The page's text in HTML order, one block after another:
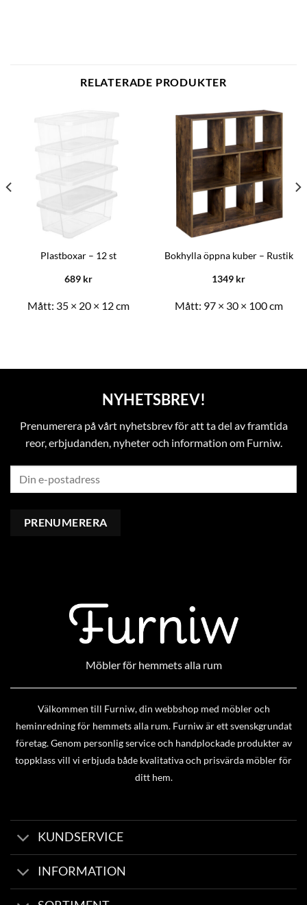
RELATERADE PRODUKTER
Plastboxar – 12 st
689 kr
Mått: 35 × 20 × 12 cm
Bokhylla öppna kuber – Rustik
1349 kr
Mått: 97 × 30 × 100 cm
NYHETSBREV!
Prenumerera på vårt nyhetsbrev för att ta del av framtida
reor, erbjudanden, nyheter och information om Furniw.
Möbler för hemmets alla rum
Välkommen till Furniw, din webbshop med möbler och
heminredning för hemmets alla rum. Furniw är ett svenskgrundat
företag. Genom personlig service och handplockade produkter av
toppklass vill vi erbjuda både kvalitativa och prisvärda möbler för
ditt hem.
KUNDSERVICE
INFORMATION